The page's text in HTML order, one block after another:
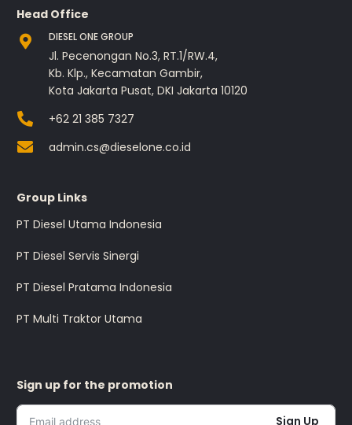
Head Office
DIESEL ONE GROUP
Jl. Pecenongan No.3, RT.1/RW.4,
Kb. Klp., Kecamatan Gambir,
Kota Jakarta Pusat, DKI Jakarta 10120
+62 21 385 7327
admin.cs@dieselone.co.id
Group Links
PT Diesel Utama Indonesia
PT Diesel Servis Sinergi
PT Diesel Pratama Indonesia
PT Multi Traktor Utama
Sign up for the promotion
Sign Up